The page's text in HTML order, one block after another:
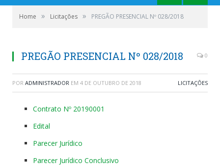
Home » Licitações » PREGÃO PRESENCIAL Nº 028/2018
PREGÃO PRESENCIAL Nº 028/2018 0
POR ADMINISTRADOR EM 4 DE OUTUBRO DE 2018 LICITAÇÕES
Contrato Nº 20190001
Edital
Parecer Jurídico
Parecer Jurídico Conclusivo